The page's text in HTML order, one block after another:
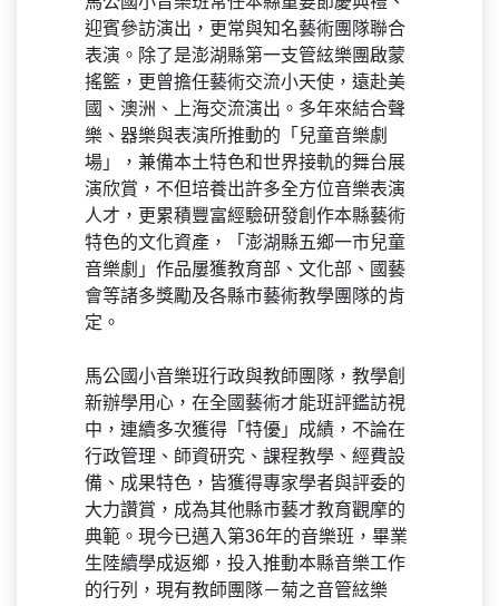
迎賓參訪演出，更常與知名藝術團隊聯合
表演。除了是澎湖縣第一支管絃樂團啟蒙
搖籃，更曾擔任藝術交流小天使，遠赴美
國、澳洲、上海交流演出。多年來結合聲
樂、器樂與表演所推動的「兒童音樂劇
場」，兼備本土特色和世界接軌的舞台展
演欣賞，不但培養出許多全方位音樂表演
人才，更累積豐富經驗研發創作本縣藝術
特色的文化資產，「澎湖縣五鄉一市兒童
音樂劇」作品屢獲教育部、文化部、國藝
會等諸多獎勵及各縣市藝術教學團隊的肯
定。
馬公國小音樂班行政與教師團隊，教學創
新辦學用心，在全國藝術才能班評鑑訪視
中，連續多次獲得「特優」成績，不論在
行政管理、師資研究、課程教學、經費設
備、成果特色，皆獲得專家學者與評委的
大力讚賞，成為其他縣市藝才教育觀摩的
典範。現今已邁入第36年的音樂班，畢業
生陸續學成返鄉，投入推動本縣音樂工作
的行列，現有教師團隊－菊之音管絃樂